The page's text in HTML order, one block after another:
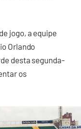
jogo, a equipe
Orlando
desta segunda-
os